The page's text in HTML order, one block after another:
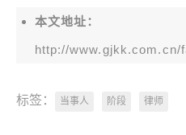
本文地址：
http://www.gjkk.com.cn/
标签： 当事人 阶段 律师